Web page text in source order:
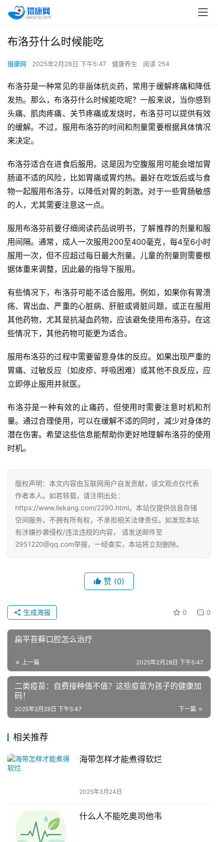
布洛芬什么时候能吃
猎康网 2025年2月28日 下午5:47 健康养生 阅读 254
布洛芬是一种常见的非甾体抗炎药，常用于缓解疼痛和降低
发热。那么，布洛芬什么时候能吃呢？一般来说，当你感到
头痛、肌肉疼痛、关节疼痛或发烧时，布洛芬可以提供有效
的缓解。不过，服用布洛芬的时间和剂量需要根据具体情况
来决定。
布洛芬适合在进食后服用。这是因为空腹服用可能会增加胃
肠道不适的风险，比如胃痛或胃灼热。最好在吃饭后或与食
物一起服用布洛芬，以降低对胃的刺激。对于一些胃肠敏感
的人，尤其需要注意这一点。
服用布洛芬前要仔细阅读药品说明书，了解推荐的剂量和服
用间隔。通常，成人一次服用200至400毫克，每4至6小时
服用一次，但不应超过每日最大剂量。儿童的剂量则需要根
据体重来调整，因此最的指导下服用。
有些情况下，布洛芬可能不适合服用。例如，如果你有胃溃
疡、胃出血、严重的心脏病、肝脏或肾脏问题，或正在服用
其他药物，尤其是抗凝血药物，应该避免使用布洛芬。在这
些情况下，其他药物可能更为适合。
服用布洛芬的过程中需要留意身体的反应。如果出现严重的
胃痛、过敏反应（如皮疹、呼吸困难）或其他不良反应，应
立即停止服用并就医。
布洛芬是一种有效的止痛药，但使用时需要注意时机和剂
量。通过合理使用，可以在缓解不适的同时，减少对身体的
潜在伤害。希望这些信息能帮助你更好地理解布洛芬的使用
时机。
版权声明：本文内容由互联网用户自发贡献，该文观点仅代表
作者本人。如若转载，请注明出处：
https://www.liekang.com/2290.html。本站仅提供信息存储
空间服务，不拥有所有权，不承担相关法律责任。如发现本站
有涉嫌抄袭侵权/违法违规的内容， 请发送邮件至
2951220@qq.com举报，一经查实，本站将立刻删除。
赞 (0)
0 0
生成海报
扁平苔藓口腔怎么治疗
上一篇 2025年2月28日 下午5:47
二类疫苗：自费接种值不值？这些疫苗为孩子的健康加
码！
下一篇
2025年2月28日 下午5:47
相关推荐
海带怎样才能煮得软烂
2025年3月24日
什么人不能吃奥司他韦